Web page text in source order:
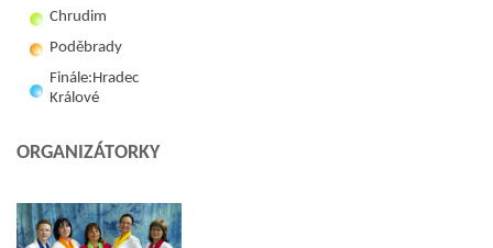
Chrudim
Poděbrady
Finále:Hradec
Králové
ORGANIZÁTORKY